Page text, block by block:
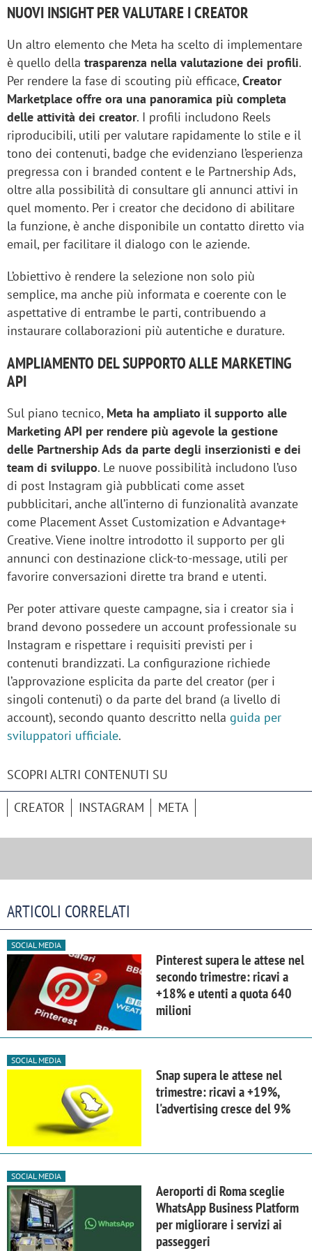
NUOVI INSIGHT PER VALUTARE I CREATOR
Un altro elemento che Meta ha scelto di implementare
è quello della trasparenza nella valutazione dei profili.
Per rendere la fase di scouting più efficace,Creator
Marketplace offre ora una panoramica più completa
delle attività dei creator. I profili includono Reels
riproducibili, utili per valutare rapidamente lo stile e il
tono dei contenuti, badge che evidenziano l’esperienza
pregressa con i branded content e le Partnership Ads,
oltre alla possibilità di consultare gli annunci attivi in
quel momento. Per i creator che decidono di abilitare
la funzione, è anche disponibile un contatto diretto via
email, per facilitare il dialogo con le aziende.
L’obiettivo è rendere la selezione non solo più
semplice, ma anche più informata e coerente con le
aspettative di entrambe le parti, contribuendo a
instaurare collaborazioni più autentiche e durature.
AMPLIAMENTO DEL SUPPORTO ALLE MARKETING
API
Sul piano tecnico, Meta ha ampliato il supporto alle
Marketing API per rendere più agevole la gestione
delle Partnership Ads da parte degli inserzionisti e dei
team di sviluppo. Le nuove possibilità includono l’uso
di post Instagram già pubblicati come asset
pubblicitari, anche all’interno di funzionalità avanzate
come Placement Asset Customization e Advantage+
Creative. Viene inoltre introdotto il supporto per gli
annunci con destinazione click-to-message, utili per
favorire conversazioni dirette tra brand e utenti.
Per poter attivare queste campagne, sia i creator sia i
brand devono possedere un account professionale su
Instagram e rispettare i requisiti previsti per i
contenuti brandizzati. La configurazione richiede
l’approvazione esplicita da parte del creator (per i
singoli contenuti) o da parte del brand (a livello di
account), secondo quanto descritto nella guida per
sviluppatori ufficiale.
SCOPRI ALTRI CONTENUTI SU
CREATOR INSTAGRAM META
ARTICOLI CORRELATI
SOCIAL MEDIA
Pinterest supera le attese nel
secondo trimestre: ricavi a
+18% e utenti a quota 640
milioni
SOCIAL MEDIA
Snap supera le attese nel
trimestre: ricavi a +19%,
l'advertising cresce del 9%
SOCIAL MEDIA
Aeroporti di Roma sceglie
WhatsApp Business Platform
per migliorare i servizi ai
passeggeri